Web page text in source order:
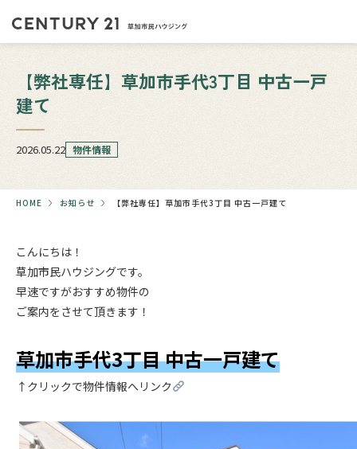
【弊社専任】草加市手代3丁目 中古一戸
建て
2026.05.22 物件情報
HOME お知らせ 【弊社専任】草加市手代3丁目 中古一戸建て
こんにちは！
草加市民ハウジングです。
早速ですがおすすめ物件の
ご案内をさせて頂きます！
草加市手代3丁目 中古一戸建て
↑クリックで物件情報へリンク